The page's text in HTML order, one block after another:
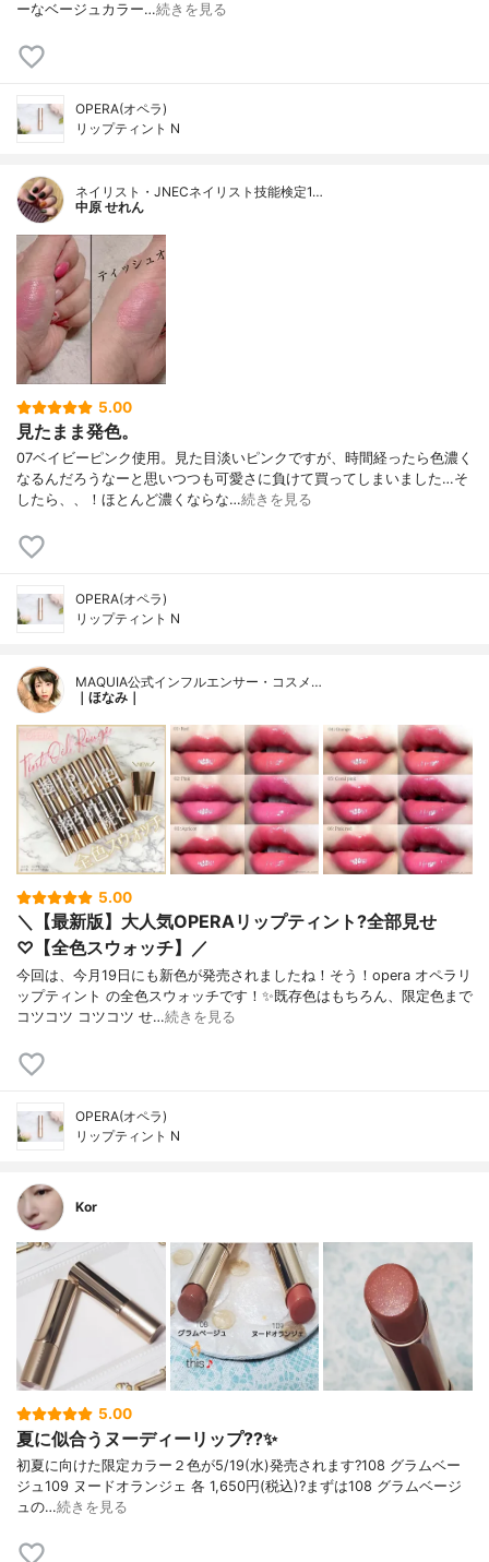
ーなベージュカラー…続きを見る
OPERA(オペラ)
リップティント N
ネイリスト・JNECネイリスト技能検定1…
中原 せれん
5.00
見たまま発色。
07ベイビーピンク使用。見た目淡いピンクですが、時間経ったら色濃く
なるんだろうなーと思いつつも可愛さに負けて買ってしまいました…そ
したら、、！ほとんど濃くならな…続きを見る
OPERA(オペラ)
リップティント N
MAQUIA公式インフルエンサー・コスメ…
｜ほなみ｜
5.00
＼【最新版】大人気OPERAリップティント?全部見せ
♡【全色スウォッチ】／
今回は、今月19日にも新色が発売されましたね！そう！opera オペラリ
ップティント の全色スウォッチです！✨既存色はもちろん、限定色まで
コツコツ コツコツ せ…続きを見る
OPERA(オペラ)
リップティント N
Kor
5.00
夏に似合うヌーディーリップ??✨
初夏に向けた限定カラー２色が5/19(水)発売されます?108 グラムベー
ジュ109 ヌードオランジェ 各 1,650円(税込)?まずは108 グラムベージ
ュの…続きを見る